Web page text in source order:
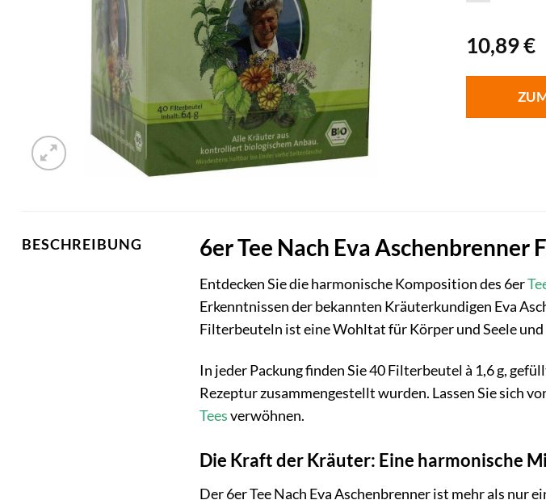
10,89€
BESCHREIBUNG 6er Tee Nach Eva
Entdecken Sie die harmonische Komposition des 6er
Erkenntnissen der bekannten Kräuterkundigen Eva
Filterbeuteln ist eine Wohltat für Körper und Seele und
In jeder Packung finden Sie 40 Filterbeutel à 1,6 g,
Rezeptur zusammengestellt wurden. Lassen Sie sich
Teesverwöhnen.
Die Kraft der Kräuter: Eine harmonische
Der 6er Tee Nach Eva Aschenbrenner ist mehr als nur